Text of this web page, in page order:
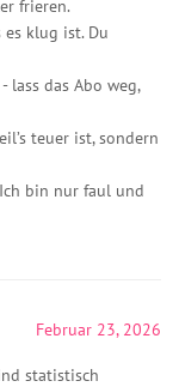
frieren.
es klug ist. Du
lass das Abo weg,
teuer ist, sondern
bin nur faul und
Februar 23, 2026
statistisch